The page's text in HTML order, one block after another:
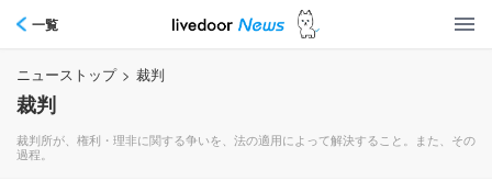
一覧
ニューストップ > 裁判
裁判
裁判所が、権利・理非に関する争いを、法の適用によって解決すること。また、その
過程。